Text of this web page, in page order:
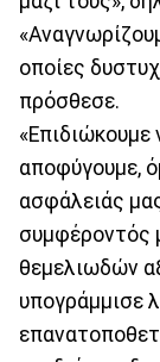
οποίες
πρόσθεσε.
«Επιδιώκουμε
αποφύγουμε,
ασφάλειάς
συμφέροντός
θεμελιωδών
υπογράμμισε